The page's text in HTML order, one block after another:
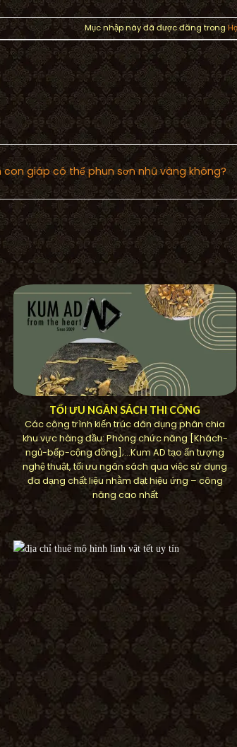
Mục nhập này đã được đăng trong
giáp có thể phun sơn nhũ vàng không?
TỐI ƯU NGÂN SÁCH THI CÔNG
Các công trình kiến ​​trúc dân dụng phân chia
khu vực hàng đầu: Phòng chức năng [Khách-
ngủ-bếp-cộng đồng];…Kum AD tạo ấn tượng
nghệ thuật, tối ưu ngân sách qua việc sử dụng
đa dạng chất liệu nhằm đạt hiệu ứng – công
năng cao nhất
Tác phẩm phù điêu hoa Daisy nổi
3D tại Daisy House, Quận 2